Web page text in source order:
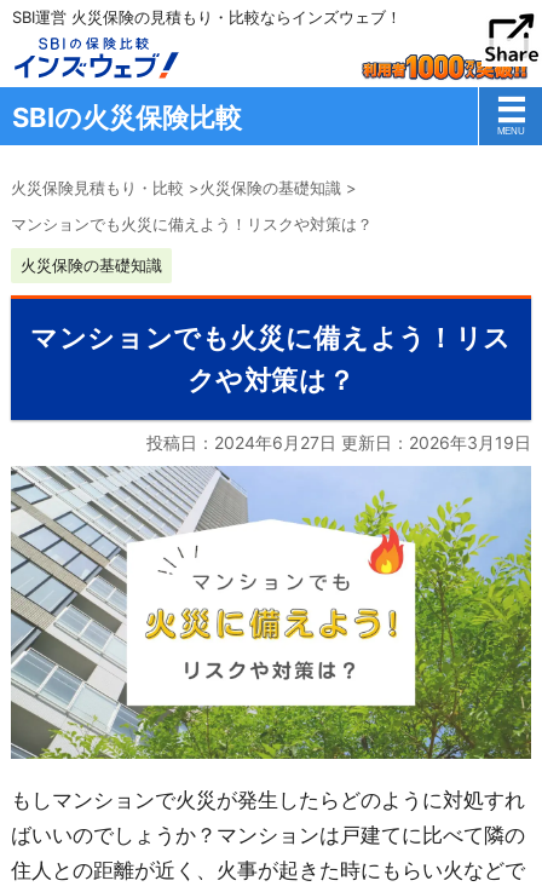
SBI運営 火災保険の見積もり・比較ならインズウェブ！
SBIの火災保険比較
火災保険見積もり・比較 >火災保険の基礎知識 >
マンションでも火災に備えよう！リスクや対策は？
火災保険の基礎知識
マンションでも火災に備えよう！リス
クや対策は？
投稿日：2024年6月27日 更新日： 2026年3月19日
もしマンションで火災が発生したらどのように対処すれ
ばいいのでしょうか？マンションは戸建てに比べて隣の
住人との距離が近く、火事が起きた時にもらい火などで